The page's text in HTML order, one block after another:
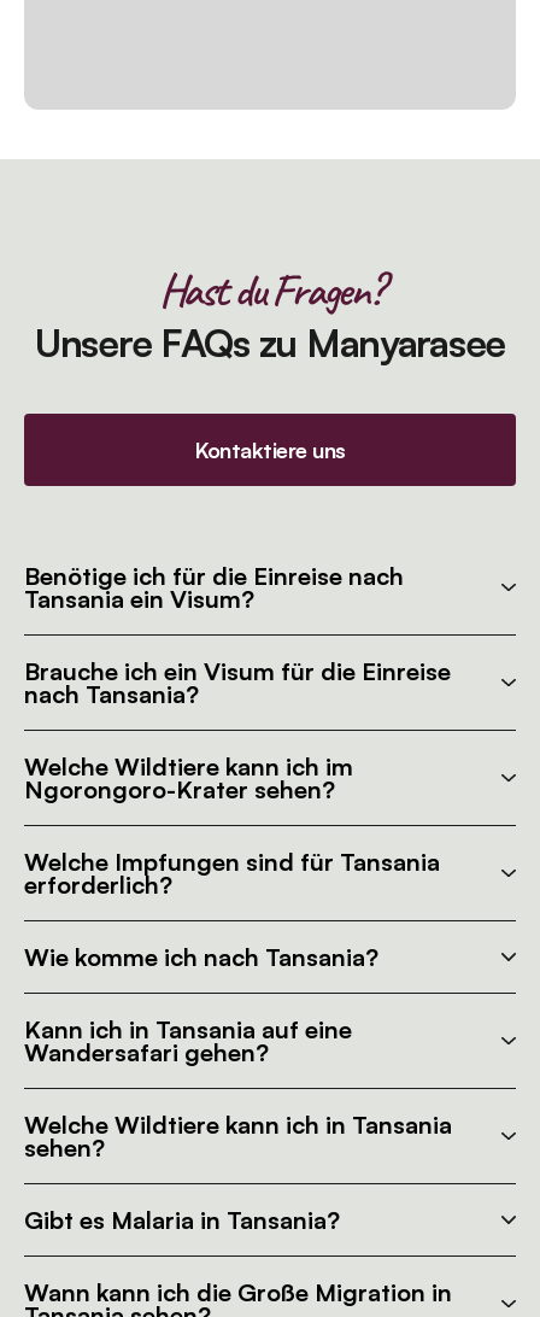
Hast du Fragen?
Unsere FAQs zu Manyarasee
Kontaktiere uns
Benötige ich für die Einreise nach
Tansania ein Visum?
Brauche ich ein Visum für die Einreise
nach Tansania?
Welche Wildtiere kann ich im
Ngorongoro-Krater sehen?
Welche Impfungen sind für Tansania
erforderlich?
Wie komme ich nach Tansania?
Kann ich in Tansania auf eine
Wandersafari gehen?
Welche Wildtiere kann ich in Tansania
sehen?
Gibt es Malaria in Tansania?
Wann kann ich die Große Migration in